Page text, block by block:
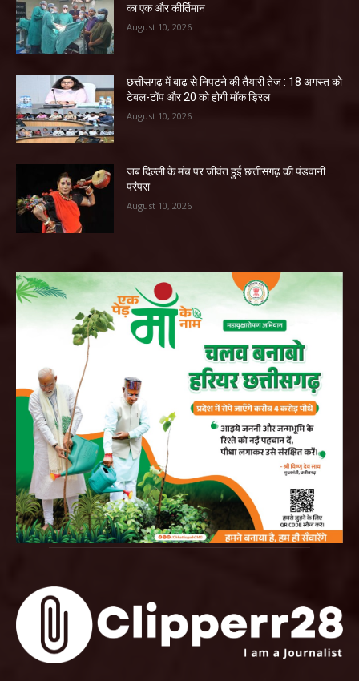
का एक और कीर्तिमान
August 10, 2026
छत्तीसगढ़ में बाढ़ से निपटने की तैयारी तेज : 18 अगस्त को
टेबल-टॉप और 20 को होगी मॉक ड्रिल
August 10, 2026
जब दिल्ली के मंच पर जीवंत हुई छत्तीसगढ़ की पंडवानी
परंपरा
August 10, 2026